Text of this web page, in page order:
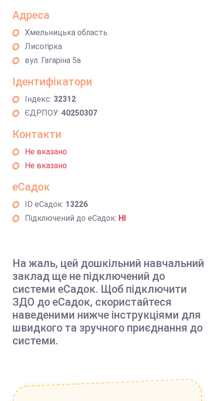
Адреса
Хмельницька область
Лисогірка
вул. Гагаріна 5а
Ідентифікатори
Індекс: 32312
ЄДРПОУ: 40250307
Контакти
Не вказано
Не вказано
еСадок
ID еСадок: 13226
Підключений до еСадок: НІ
На жаль, цей дошкільний навчальний
заклад ще не підключений до
системи еСадок. Щоб підключити
ЗДО до еСадок, скористайтеся
наведеними нижче інструкціями для
швидкого та зручного приєднання до
системи.